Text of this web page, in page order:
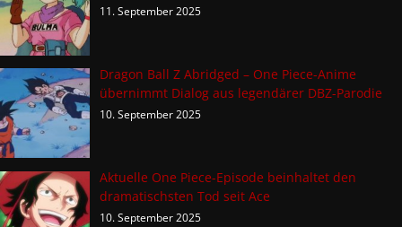
11. September 2025
Dragon Ball Z Abridged – One Piece-Anime
übernimmt Dialog aus legendärer DBZ-Parodie
10. September 2025
Aktuelle One Piece-Episode beinhaltet den
dramatischsten Tod seit Ace
10. September 2025